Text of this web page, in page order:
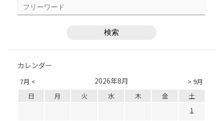
カレンダー
7月 < > 9月
2026年8月
日 月 火 水 木 金
土
1